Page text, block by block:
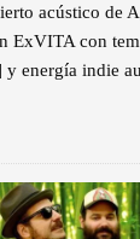
acústico de
ExVITA con
y energía indie